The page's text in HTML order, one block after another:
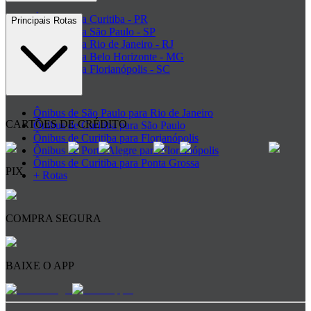
Ônibus para Curitiba - PR
Ônibus para São Paulo - SP
Ônibus para Rio de Janeiro - RJ
Ônibus para Belo Horizonte - MG
Ônibus para Florianópolis - SC
Principais Rotas
Ônibus de São Paulo para Rio de Janeiro
Ônibus de Curitiba para São Paulo
Ônibus de Curitiba para Florianópolis
Ônibus de Porto Alegre para Florianópolis
Ônibus de Curitiba para Ponta Grossa
+ Rotas
CARTÕES DE CRÉDITO
PIX
COMPRA SEGURA
BAIXE O APP